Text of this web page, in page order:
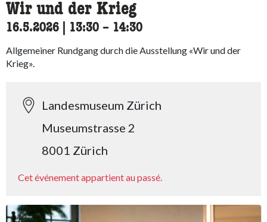
Wir und der Krieg
16.5.2026 13:30 accessibility.time_to
– 14:30
Allgemeiner Rundgang durch die Ausstellung «Wir und der
Krieg».
Landesmuseum Zürich
Museumstrasse 2
8001 Zürich
Cet événement appartient au passé.